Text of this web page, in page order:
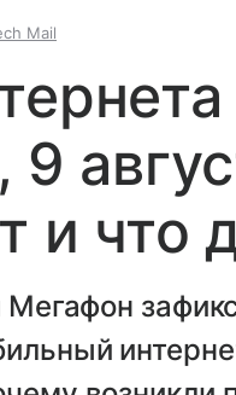
Mail
9
и что
Мегафон